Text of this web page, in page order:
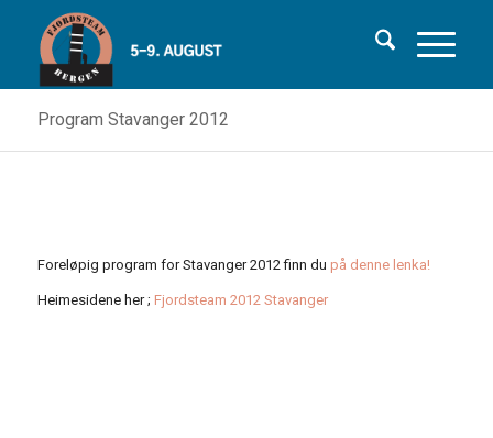
Program Stavanger 2012
Foreløpig program for Stavanger 2012 finn du på denne lenka!
Heimesidene her ; Fjordsteam 2012 Stavanger